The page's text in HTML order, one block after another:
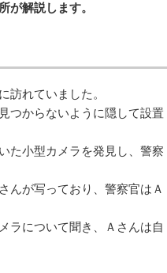
が解説します。
訪れていました。
つからないように隠して設置
た小型カメラを発見し、警察
んが写っており、警察官はＡ
ラについて聞き、Ａさんは自